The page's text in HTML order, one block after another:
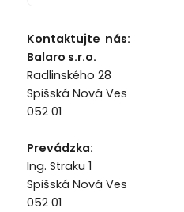
Kontaktujte nás:
Balaro s.r.o.
Radlinského 28
Spišská Nová Ves
052 01
Prevádzka:
Ing. Straku 1
Spišská Nová Ves
052 01